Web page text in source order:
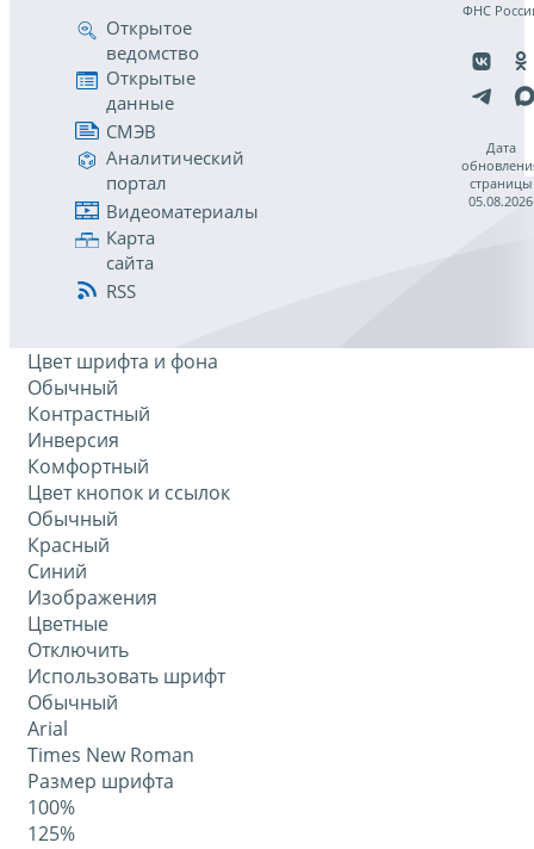
Открытое
ведомство
Открытые
данные
СМЭВ
Аналитический
портал
Видеоматериалы
Карта
сайта
RSS
ФНС
Дата
страницы
05.08.2026
Цвет шрифта и фона
Обычный
Контрастный
Инверсия
Комфортный
Цвет кнопок и ссылок
Обычный
Красный
Синий
Изображения
Цветные
Отключить
Использовать шрифт
Обычный
Arial
Times New Roman
Размер шрифта
100%
125%